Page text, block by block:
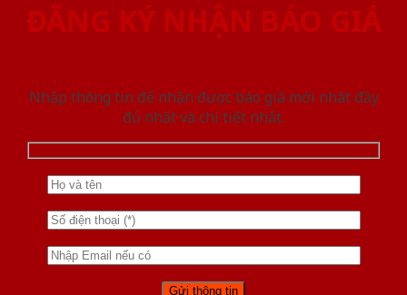
ĐĂNG KÝ NHẬN BÁO GIÁ
Nhập thông tin để nhận được báo giá mới nhât đầy
đủ nhất và chi tiết nhất.